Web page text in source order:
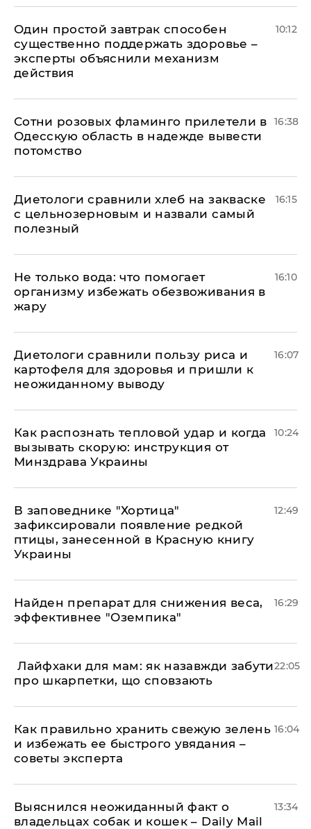
Один простой завтрак способен
существенно поддержать здоровье –
эксперты объяснили механизм
действия
10:12
Сотни розовых фламинго прилетели в
Одесскую область в надежде вывести
потомство
16:38
Диетологи сравнили хлеб на закваске
с цельнозерновым и назвали самый
полезный
16:15
Не только вода: что помогает
организму избежать обезвоживания в
жару
16:10
Диетологи сравнили пользу риса и
картофеля для здоровья и пришли к
неожиданному выводу
16:07
Как распознать тепловой удар и когда
вызывать скорую: инструкция от
Минздрава Украины
10:24
В заповеднике "Хортица"
зафиксировали появление редкой
птицы, занесенной в Красную книгу
Украины
12:49
Найден препарат для снижения веса,
эффективнее "Оземпика"
16:29
​ Лайфхаки для мам: як назавжди забути
про шкарпетки, що сповзають
22:05
Как правильно хранить свежую зелень
и избежать ее быстрого увядания –
советы эксперта
16:04
Выяснился неожиданный факт о
владельцах собак и кошек – Daily Mail
13:34